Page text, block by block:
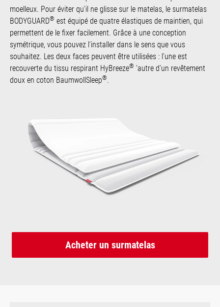
moelleux. Pour éviter qu’il ne glisse sur le matelas, le surmatelas
BODYGUARD® est équipé de quatre élastiques de maintien, qui
permettent de le fixer facilement. Grâce à une conception
symétrique, vous pouvez l’installer dans le sens que vous
souhaitez. Les deux faces peuvent être utilisées : l’une est
recouverte du tissu respirant HyBreeze® ’autre d’un revêtement
doux en coton BaumwollSleep®.
Acheter un surmatelas